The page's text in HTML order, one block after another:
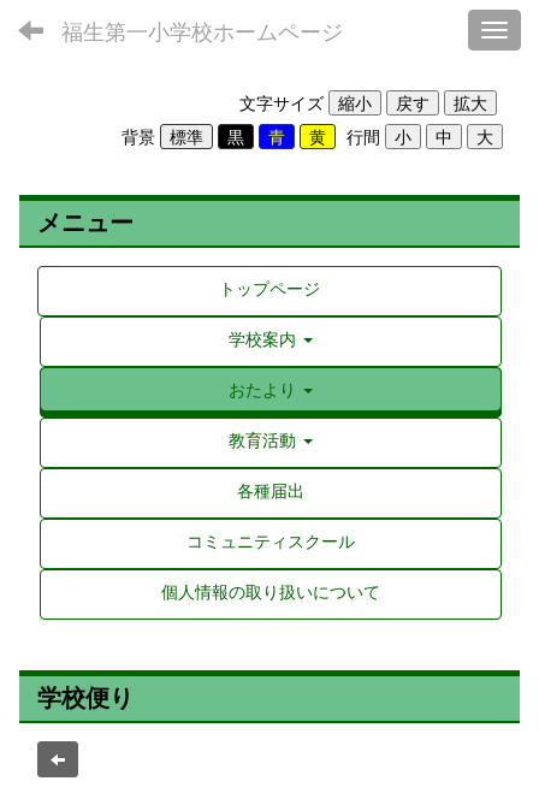
福生第一小学校ホームページ
文字サイズ
背景
行間
メニュー
トップページ
学校案内
おたより
教育活動
各種届出
コミュニティスクール
個人情報の取り扱いについて
学校便り